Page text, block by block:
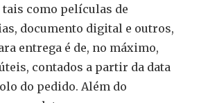
tais como películas de
documento digital e outros,
entrega é de, no máximo,
contados a partir da data
do pedido. Além do